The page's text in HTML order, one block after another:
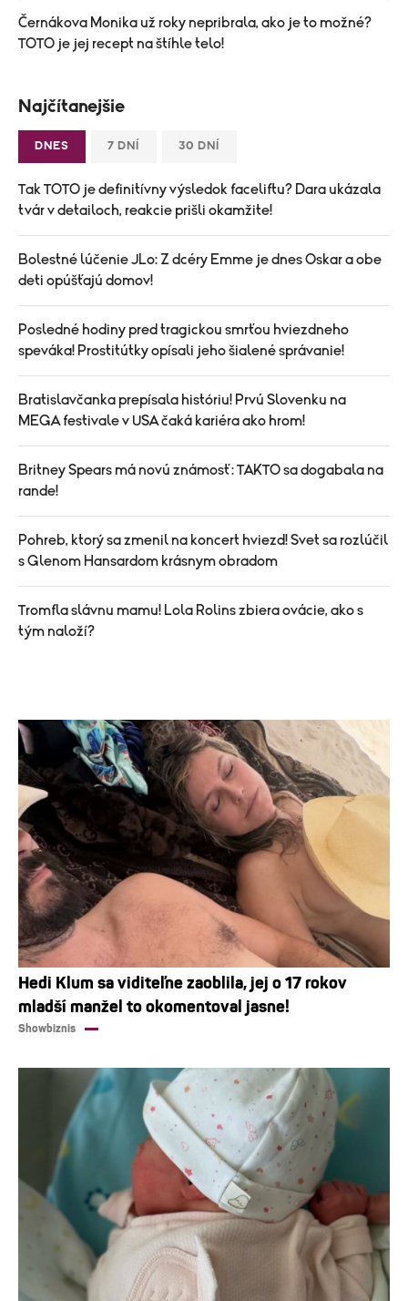
Černákova Monika už roky nepribrala, ako je to možné?
TOTO je jej recept na štíhle telo!
Najčítanejšie
DNES 7 DNÍ 30 DNÍ
Tak TOTO je definitívny výsledok faceliftu? Dara ukázala
tvár v detailoch, reakcie prišli okamžite!
Bolestné lúčenie JLo: Z dcéry Emme je dnes Oskar a obe
deti opúšťajú domov!
Posledné hodiny pred tragickou smrťou hviezdneho
speváka! Prostitútky opísali jeho šialené správanie!
Bratislavčanka prepísala históriu! Prvú Slovenku na
MEGA festivale v USA čaká kariéra ako hrom!
Britney Spears má novú známosť: TAKTO sa dogabala na
rande!
Pohreb, ktorý sa zmenil na koncert hviezd! Svet sa rozlúčil
s Glenom Hansardom krásnym obradom
Tromfla slávnu mamu! Lola Rolins zbiera ovácie, ako s
tým naloží?
Hedi Klum sa viditeľne zaoblila, jej o 17 rokov
mladší manžel to okomentoval jasne!
Showbiznis